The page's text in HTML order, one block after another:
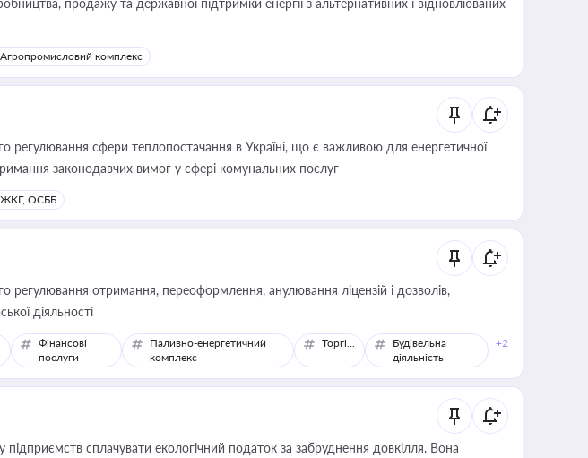
продажу та державної підтримки енергії з альтернативних і відновлюваних
Агропромисловий комплекс
регулювання сфери теплопостачання в Україні, що є важливою для енергетичної
законодавчих вимог у сфері комунальних послуг
ЖКГ, ОСББ
регулювання отримання, переоформлення, анулювання ліцензій і дозволів,
діяльності
Фінансові
послуги
Паливно-енергетичний
комплекс
Торгівля
Будівельна
діяльність
+2
підприємств сплачувати екологічний податок за забруднення довкілля. Вона